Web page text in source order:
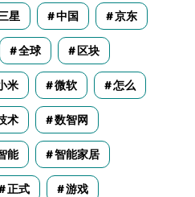
星 中国 京东
全球 区块
米 微软 怎么
术 数智网
能 智能家居
正式 游戏